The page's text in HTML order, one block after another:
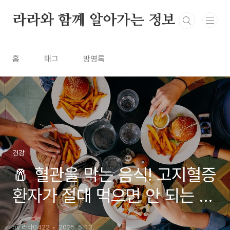
라라와 함께 알아가는 정보
홈 태그 방명록
건강
🧂 혈관을 막는 음식! 고지혈증
환자가 절대 먹으면 안 되는 음
식 총정리
by 라라0422 2025. 5. 13.